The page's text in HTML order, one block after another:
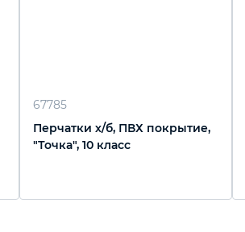
67785
Перчатки х/б, ПВХ покрытие,
"Точка", 10 класс